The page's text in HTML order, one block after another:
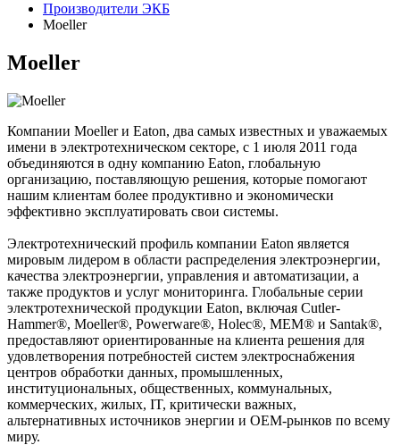
Производители ЭКБ
Moeller
Moeller
Компании Moeller и Eaton, два самых известных и уважаемых
имени в электротехническом секторе, с 1 июля 2011 года
объединяются в одну компанию Eaton, глобальную
организацию, поставляющую решения, которые помогают
нашим клиентам более продуктивно и экономически
эффективно эксплуатировать свои системы.
Электротехнический профиль компании Eaton является
мировым лидером в области распределения электроэнергии,
качества электроэнергии, управления и автоматизации, а
также продуктов и услуг мониторинга. Глобальные серии
электротехнической продукции Eaton, включая Cutler-
Hammer®, Moeller®, Powerware®, Holec®, MEM® и Santak®,
предоставляют ориентированные на клиента решения для
удовлетворения потребностей систем электроснабжения
центров обработки данных, промышленных,
институциональных, общественных, коммунальных,
коммерческих, жилых, IT, критически важных,
альтернативных источников энергии и OEM-рынков по всему
миру.